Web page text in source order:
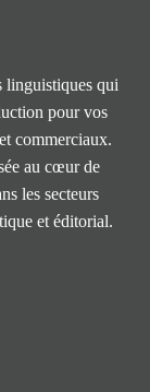
linguistiques qui
pour vos
commerciaux.
au cœur de
les secteurs
et éditorial.